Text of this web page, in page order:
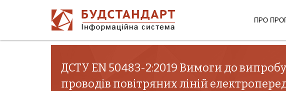
ПРО
ДСТУ EN 50483-2:2019 Вимоги до
проводів повітряних ліній